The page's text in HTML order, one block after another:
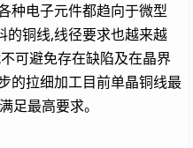
电子元件都趋向于微型
的铜线,线径要求也越来越
可避免存在缺陷及在晶界
的拉细加工目前单晶铜线最
足最高要求。